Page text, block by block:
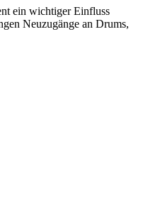
ein wichtiger Einfluss
Neuzugänge an Drums,